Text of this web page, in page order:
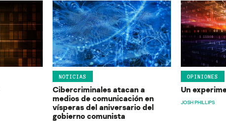
NOTICIAS
Cibercriminales atacan a
medios de comunicación en
vísperas del aniversario del
gobierno comunista
OPINIONES
Un
JOSH PHILLIPS